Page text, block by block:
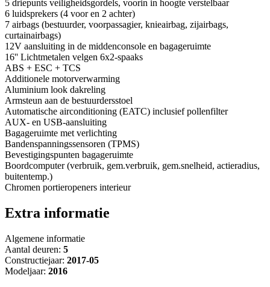
5 driepunts veiligheidsgordels, voorin in hoogte verstelbaar
6 luidsprekers (4 voor en 2 achter)
7 airbags (bestuurder, voorpassagier, knieairbag, zijairbags,
curtainairbags)
12V aansluiting in de middenconsole en bagageruimte
16'' Lichtmetalen velgen 6x2-spaaks
ABS + ESC + TCS
Additionele motorverwarming
Aluminium look dakreling
Armsteun aan de bestuurdersstoel
Automatische airconditioning (EATC) inclusief pollenfilter
AUX- en USB-aansluiting
Bagageruimte met verlichting
Bandenspanningssensoren (TPMS)
Bevestigingspunten bagageruimte
Boordcomputer (verbruik, gem.verbruik, gem.snelheid, actieradius,
buitentemp.)
Chromen portieropeners interieur
Extra informatie
Algemene informatie
Aantal deuren: 5
Constructiejaar: 2017-05
Modeljaar: 2016